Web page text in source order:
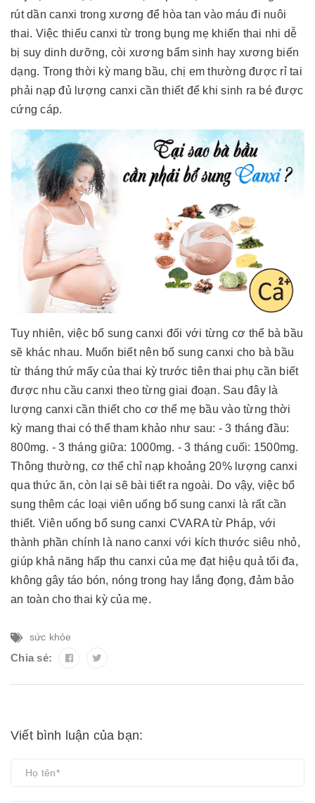
rút dần canxi trong xương để hòa tan vào máu đi nuôi
thai. Việc thiếu canxi từ trong bụng mẹ khiến thai nhi dễ
bị suy dinh dưỡng, còi xương bẩm sinh hay xương biến
dạng. Trong thời kỳ mang bầu, chị em thường được rỉ tai
phải nạp đủ lượng canxi cần thiết để khi sinh ra bé được
cứng cáp.
Tuy nhiên, việc bổ sung canxi đối với từng cơ thể bà bầu
sẽ khác nhau. Muốn biết nên bổ sung canxi cho bà bầu
từ tháng thứ mấy của thai kỳ trước tiên thai phụ cần biết
được nhu cầu canxi theo từng giai đoạn. Sau đây là
lượng canxi cần thiết cho cơ thể mẹ bầu vào từng thời
kỳ mang thai có thể tham khảo như sau: - 3 tháng đầu:
800mg. - 3 tháng giữa: 1000mg. - 3 tháng cuối: 1500mg.
Thông thường, cơ thể chỉ nạp khoảng 20% lượng canxi
qua thức ăn, còn lại sẽ bài tiết ra ngoài. Do vậy, việc bổ
sung thêm các loại viên uống bổ sung canxi là rất cần
thiết. Viên uống bổ sung canxi CVARA từ Pháp, với
thành phần chính là nano canxi với kích thước siêu nhỏ,
giúp khả năng hấp thu canxi của mẹ đạt hiệu quả tối đa,
không gây táo bón, nóng trong hay lắng đọng, đảm bảo
an toàn cho thai kỳ của mẹ.
sức khỏe
Chia sẻ:
Viết bình luận của bạn: